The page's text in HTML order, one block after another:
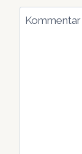
Kommentar